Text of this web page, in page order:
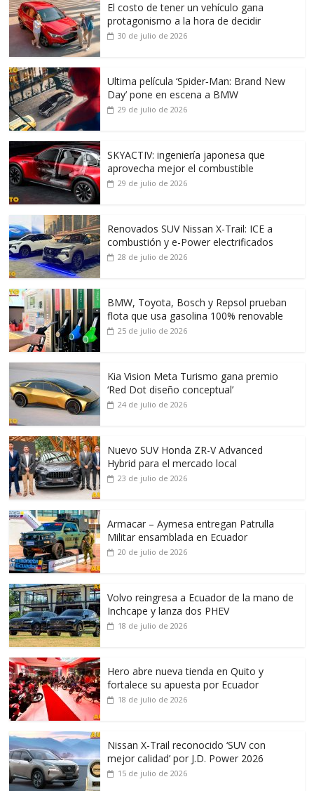
El costo de tener un vehículo gana
protagonismo a la hora de decidir
30 de julio de 2026
Ultima película ‘Spider‑Man: Brand New
Day’ pone en escena a BMW
29 de julio de 2026
SKYACTIV: ingeniería japonesa que
aprovecha mejor el combustible
29 de julio de 2026
Renovados SUV Nissan X-Trail: ICE a
combustión y e-Power electrificados
28 de julio de 2026
BMW, Toyota, Bosch y Repsol prueban
flota que usa gasolina 100% renovable
25 de julio de 2026
Kia Vision Meta Turismo gana premio
‘Red Dot diseño conceptual’
24 de julio de 2026
Nuevo SUV Honda ZR-V Advanced
Hybrid para el mercado local
23 de julio de 2026
Armacar – Aymesa entregan Patrulla
Militar ensamblada en Ecuador
20 de julio de 2026
Volvo reingresa a Ecuador de la mano de
Inchcape y lanza dos PHEV
18 de julio de 2026
Hero abre nueva tienda en Quito y
fortalece su apuesta por Ecuador
18 de julio de 2026
Nissan X-Trail reconocido ‘SUV con
mejor calidad’ por J.D. Power 2026
15 de julio de 2026